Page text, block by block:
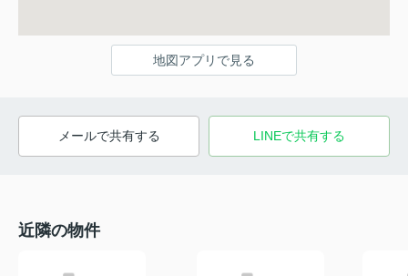
地図アプリで見る
メールで共有する LINEで共有する
近隣の物件